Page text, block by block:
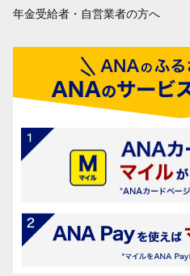
年金受給者・自営業者の方へ